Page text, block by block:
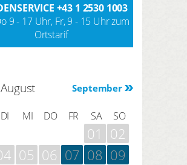
+43 1 2530 1003
9 - 17 Uhr, Fr, 9 - 15 Uhr zum
Ortstarif
September
August
DI MI DO FR SA SO
01
02
05 06 07 08 09